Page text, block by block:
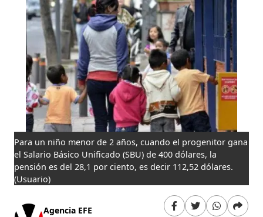
Para un niño menor de 2 años, cuando el progenitor gana
el Salario Básico Unificado (SBU) de 400 dólares, la
pensión es del 28,1 por ciento, es decir 112,52 dólares.
(Usuario)
Agencia EFE